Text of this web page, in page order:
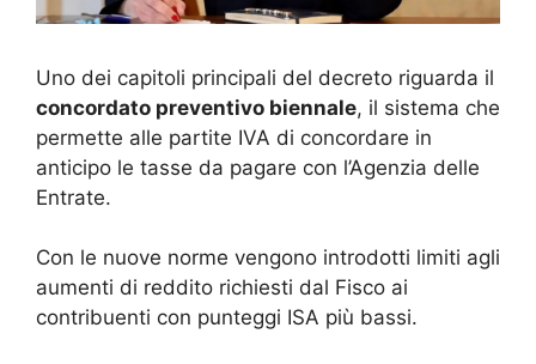
Uno dei capitoli principali del decreto riguarda il
concordato preventivo biennale, il sistema che
permette alle partite IVA di concordare in
anticipo le tasse da pagare con l’Agenzia delle
Entrate.
Con le nuove norme vengono introdotti limiti agli
aumenti di reddito richiesti dal Fisco ai
contribuenti con punteggi ISA più bassi.